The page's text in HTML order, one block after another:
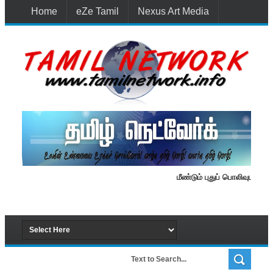
Home eZe Tamil Nexus Art Media
மீண்டும் புதுப் பொலிவுடன்